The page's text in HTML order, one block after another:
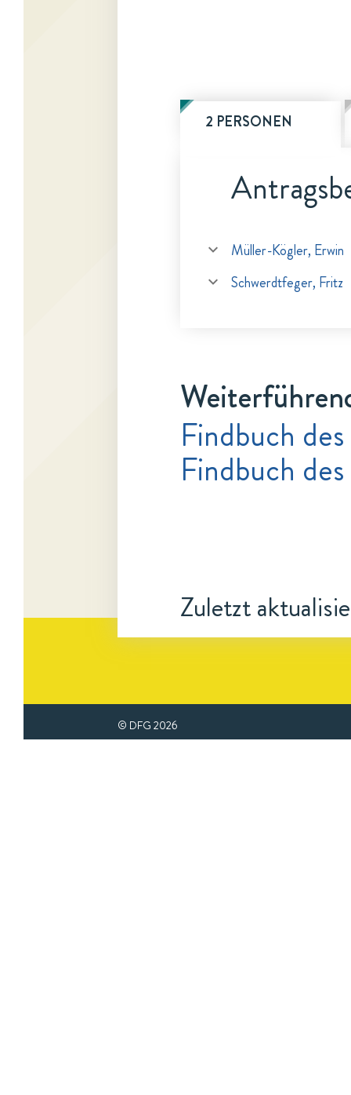
2 PERSONEN
Müller-Kögler, Erwin
Schwerdtfeger, Fritz
Findbuch
Findbuch
Zuletzt
© DFG 2026